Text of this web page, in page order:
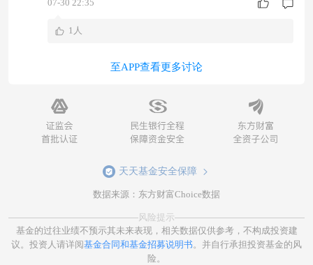
07-30 22:35
1人
至APP查看更多讨论
天天基金安全保障
数据来源：东方财富Choice数据
风险提示
基金的过往业绩不预示其未来表现，相关数据仅供参考，不构成投资建
议。投资人请详阅基金合同和基金招募说明书。并自行承担投资基金的风
险。